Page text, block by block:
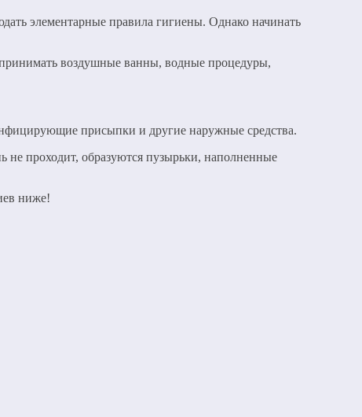
элементарные правила гигиены. Однако начинать
воздушные ванны, водные процедуры,
присыпки и другие наружные средства.
не проходит, образуются пузырьки, наполненные
ниже!